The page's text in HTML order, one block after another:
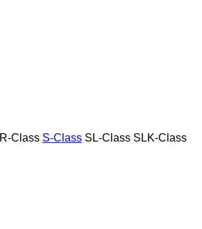
R-Class S-Class SL-Class SLK-Class